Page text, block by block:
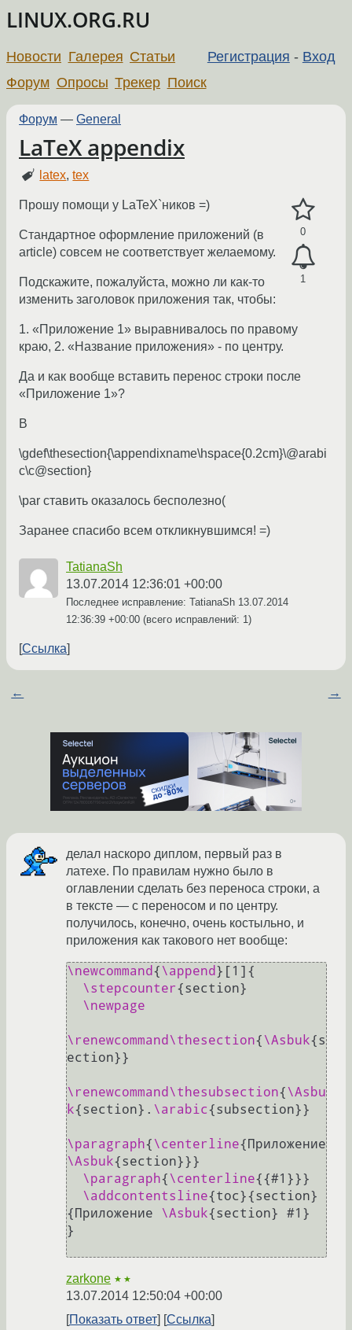
LINUX.ORG.RU
Регистрация - Вход
Новости Галерея Статьи
Форум Опросы Трекер Поиск
Форум — General
LaTeX appendix
latex,tex
0
1
Прошу помощи у LaTeX`ников =)
Стандартное оформление приложений (в
article) совсем не соответствует желаемому.
Подскажите, пожалуйста, можно ли как-то
изменить заголовок приложения так, чтобы:
1. «Приложение 1» выравнивалось по правому
краю, 2. «Название приложения» - по центру.
Да и как вообще вставить перенос строки после
«Приложение 1»?
В
\gdef\thesection{\appendixname\hspace{0.2cm}\@arabi
c\c@section}
\par ставить оказалось бесполезно(
Заранее спасибо всем откликнувшимся! =)
TatianaSh
13.07.2014 12:36:01 +00:00
Последнее исправление: TatianaSh 13.07.2014
12:36:39 +00:00 (всего исправлений: 1)
Ссылка
← →
делал наскоро диплом, первый раз в
латехе. По правилам нужно было в
оглавлении сделать без переноса строки, а
в тексте — с переносом и по центру.
получилось, конечно, очень костыльно, и
приложения как такового нет вообще:
\newcommand{\append}[1]{
\stepcounter{section}
\newpage
\renewcommand\thesection{\Asbuk{s
ection}}
\renewcommand\thesubsection{\Asbu
k{section}. \arabic{subsection}}
\paragraph{\centerline
{Приложение
\Asbuk{section}}}
\paragraph{\centerline{{#1 }}}
\addcontentsline{toc}{section}
{Приложение \Asbuk{section} #1 }
}
zarkone ★★
13.07.2014 12:50:04 +00:00
Показать ответ
Ссылка